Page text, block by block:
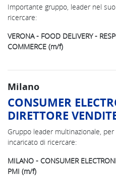
Importante gruppo, leader nel
ricercare:
VERONA - FOOD DELIVERY -
COMMERCE (m/f)
Milano
CONSUMER
DIRETTORE
Gruppo leader multinazionale,
incaricato di ricercare:
MILANO - CONSUMER
PMI (m/f)